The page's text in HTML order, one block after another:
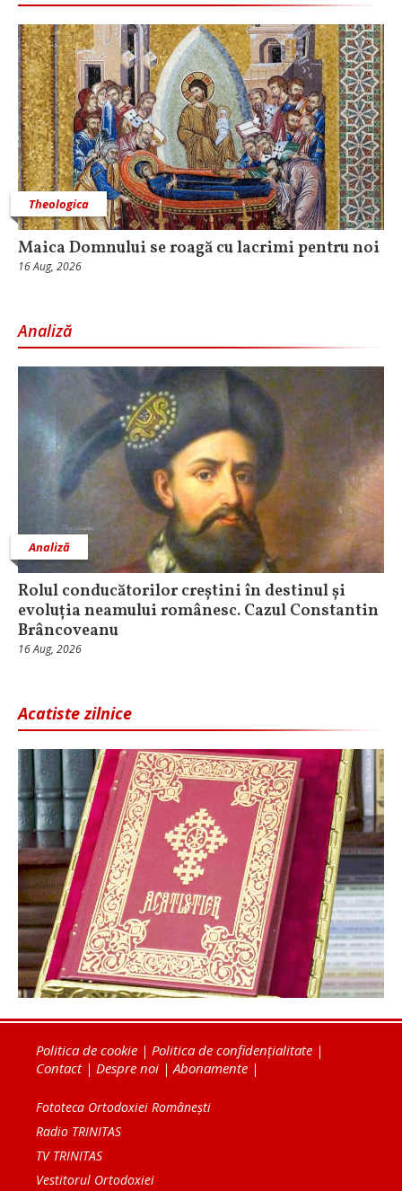
Theologica
Maica Domnului se roagă cu lacrimi pentru noi
16 Aug, 2026
Analiză
Analiză
Rolul conducătorilor creștini în destinul și
evoluția neamului românesc. Cazul Constantin
Brâncoveanu
16 Aug, 2026
Acatiste zilnice
Politica de cookie | Politica de confidențialitate |
Contact| Despre noi | Abonamente |
Fototeca Ortodoxiei Românești
Radio TRINITAS
TV TRINITAS
Vestitorul Ortodoxiei